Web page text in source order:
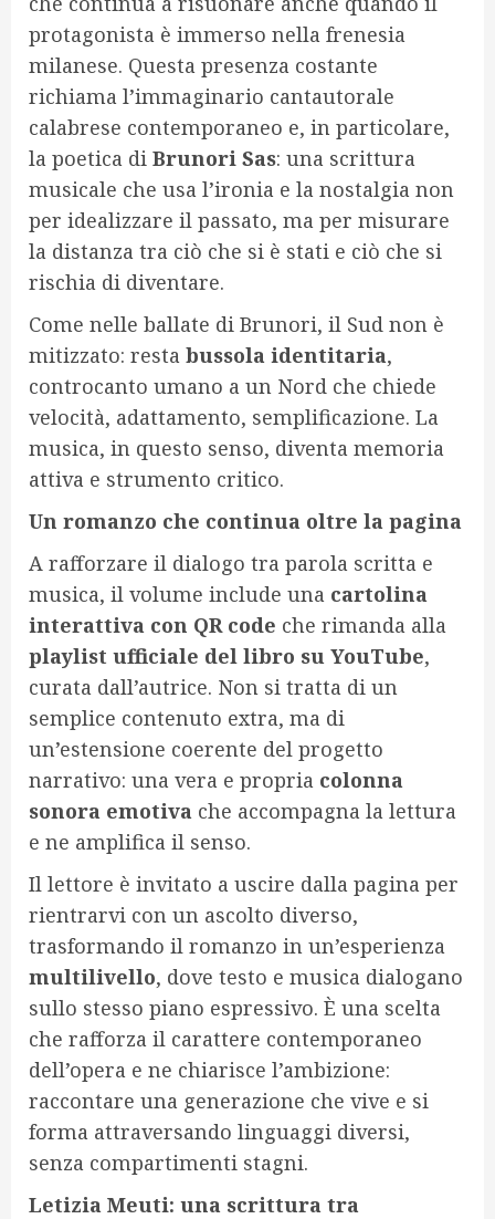
protagonista è immerso nella frenesia
milanese. Questa presenza costante
richiama l’immaginario cantautorale
calabrese contemporaneo e, in particolare,
la poetica di Brunori Sas: una scrittura
musicale che usa l’ironia e la nostalgia non
per idealizzare il passato, ma per misurare
la distanza tra ciò che si è stati e ciò che si
rischia di diventare.
Come nelle ballate di Brunori, il Sud non è
mitizzato: resta bussola identitaria,
controcanto umano a un Nord che chiede
velocità, adattamento, semplificazione. La
musica, in questo senso, diventa memoria
attiva e strumento critico.
Un romanzo che continua oltre la pagina
A rafforzare il dialogo tra parola scritta e
musica, il volume include una cartolina
interattiva con QR code che rimanda alla
playlist ufficiale del libro su YouTube,
curata dall’autrice. Non si tratta di un
semplice contenuto extra, ma di
un’estensione coerente del progetto
narrativo: una vera e propria colonna
sonora emotiva che accompagna la lettura
e ne amplifica il senso.
Il lettore è invitato a uscire dalla pagina per
rientrarvi con un ascolto diverso,
trasformando il romanzo in un’esperienza
multilivello, dove testo e musica dialogano
sullo stesso piano espressivo. È una scelta
che rafforza il carattere contemporaneo
dell’opera e ne chiarisce l’ambizione:
raccontare una generazione che vive e si
forma attraversando linguaggi diversi,
senza compartimenti stagni.
Letizia Meuti: una scrittura tra